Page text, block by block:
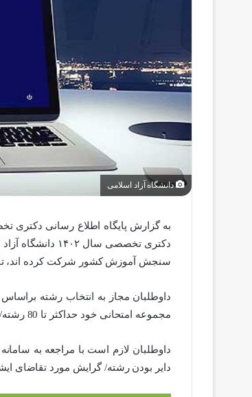
دانشگاه آزاد اسلامی
به گزارش پایگاه اطلاع رسانی دکتری
دکتری تخصصی
سنجش آموزش کشور شرکت کرده اند، تا روز چهارشنبه ۱۳
داوطلبان مجاز به انتخاب رشته
مجموعه امتحانی خود حداکثر تا 80 رشته/ محل را در دانشگاه آزاد اسلامی انتخاب کنند.
داوطلبان لازم است با مراجعه به سامانه
دایر بودن رشته/ گرایش مورد تقاضای